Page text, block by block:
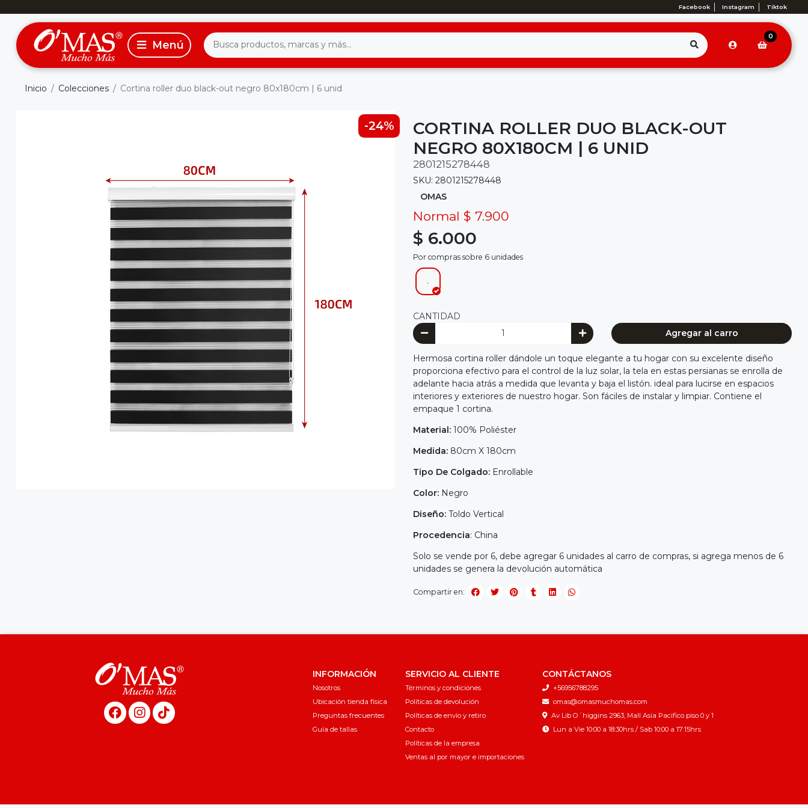
Facebook Instagram Tiktok
0
Inicio Colecciones Cortina roller duo black-out negro 80x180cm | 6 unid
-24%
CORTINA ROLLER DUO BLACK-OUT
NEGRO 80X180CM | 6 UNID
2801215278448
SKU: 2801215278448
OMAS
Normal $ 7.900
$ 6.000
Por compras sobre 6 unidades
.
CANTIDAD
Agregar al carro
Hermosa cortina roller dándole un toque elegante a tu hogar con su excelente diseño
proporciona efectivo para el control de la luz solar, la tela en estas persianas se enrolla de
adelante hacia atrás a medida que levanta y baja el listón. ideal para lucirse en espacios
interiores y exteriores de nuestro hogar. Son fáciles de instalar y limpiar. Contiene el
empaque 1 cortina.
Material: 100% Poliéster
Medida: 80cm X 180cm
Tipo De Colgado: Enrollable
Color: Negro
Diseño: Toldo Vertical
Procedencia: China
Solo se vende por 6, debe agregar 6 unidades al carro de compras, si agrega menos de 6
unidades se genera la devolución automática
Compartir en:
INFORMACIÓN
Nosotros
Ubicación tienda física
Preguntas frecuentes
Guía de tallas
SERVICIO AL CLIENTE
Términos y condiciones
Políticas de devolución
Políticas de envío y retiro
Contacto
Políticas de la empresa
Ventas al por mayor e importaciones
CONTÁCTANOS
+56956788295
omas@omasmuchomas.com
Av Lib O´higgins 2963, Mall Asia Pacifico piso 0 y 1
Lun a Vie 10:00 a 18:30hrs / Sab 10:00 a 17:15hrs